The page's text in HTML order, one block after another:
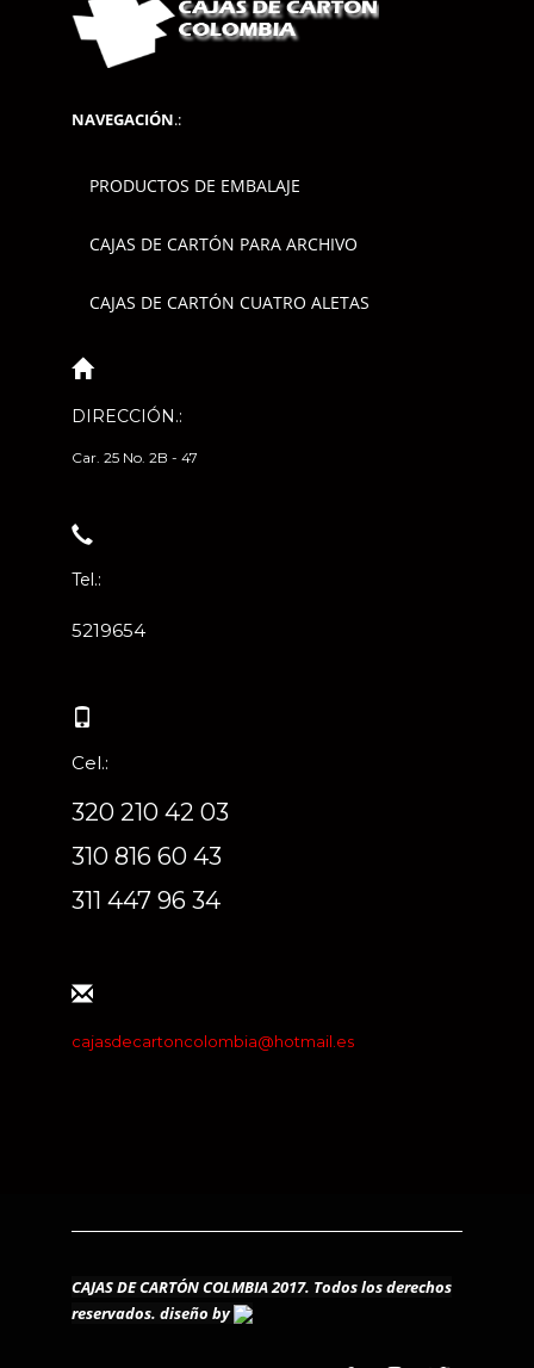
NAVEGACIÓN.:
PRODUCTOS DE EMBALAJE
CAJAS DE CARTÓN PARA ARCHIVO
CAJAS DE CARTÓN CUATRO ALETAS
DIRECCIÓN.:
Car. 25 No. 2B - 47
Tel.:
5219654
Cel.:
320 210 42 03
310 816 60 43
311 447 96 34
cajasdecartoncolombia@hotmail.es
CAJAS DE CARTÓN COLMBIA 2017. Todos los derechos
reservados. diseño by